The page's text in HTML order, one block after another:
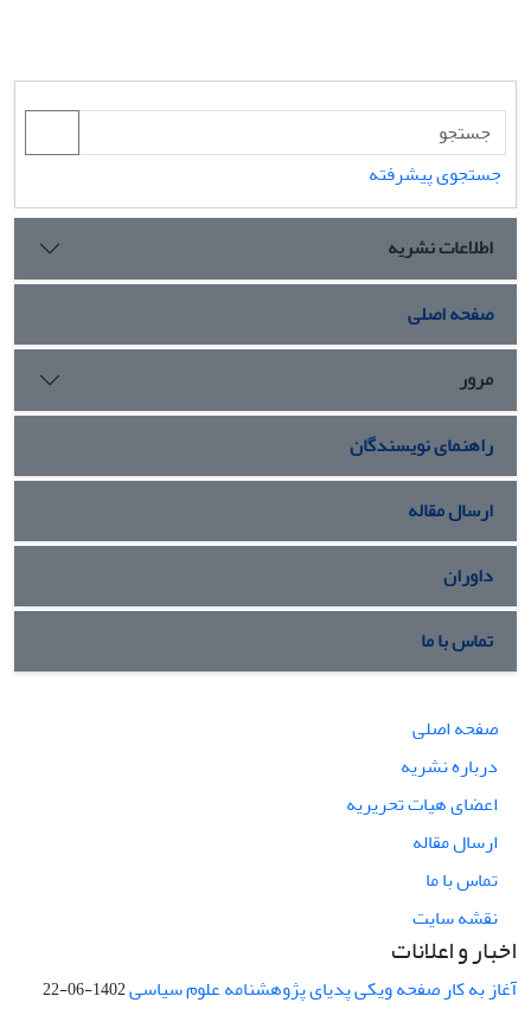
جستجوی پیشرفته
اطلاعات نشریه
صفحه اصلی
مرور
راهنمای نویسندگان
ارسال مقاله
داوران
تماس با ما
صفحه اصلی
درباره نشریه
اعضای هیات تحریریه
ارسال مقاله
تماس با ما
نقشه سایت
اخبار و اعلانات
آغاز به کار صفحه ویکی پدیای پژوهشنامه علوم سیاسی1402-06-22